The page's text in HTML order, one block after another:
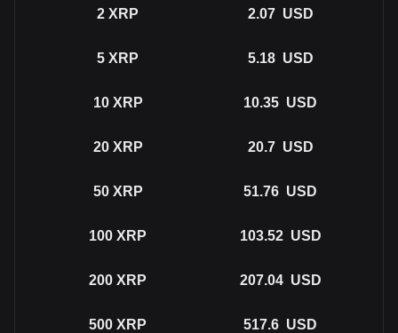
2 XRP 2.07 USD
5 XRP 5.18 USD
10 XRP 10.35 USD
20 XRP 20.7 USD
50 XRP 51.76 USD
100 XRP 103.52 USD
200 XRP 207.04 USD
500 XRP 517.6 USD